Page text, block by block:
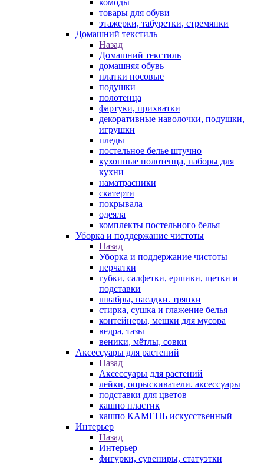
комоды
товары для обуви
этажерки, табуретки, стремянки
Домашний текстиль
Назад
Домашний текстиль
домашняя обувь
платки носовые
подушки
полотенца
фартуки, прихватки
декоративные наволочки, подушки,
игрушки
пледы
постельное белье штучно
кухонные полотенца, наборы для
кухни
наматрасники
скатерти
покрывала
одеяла
комплекты постельного белья
Уборка и поддержание чистоты
Назад
Уборка и поддержание чистоты
перчатки
губки, салфетки, ершики, щетки и
подставки
швабры, насадки. тряпки
стирка, сушка и глажение белья
контейнеры, мешки для мусора
ведра, тазы
веники, мётлы, совки
Аксессуары для растений
Назад
Аксессуары для растений
лейки, опрыскиватели. аксессуары
подставки для цветов
кашпо пластик
кашпо КАМЕНЬ искусственный
Интерьер
Назад
Интерьер
фигурки, сувениры, статуэтки